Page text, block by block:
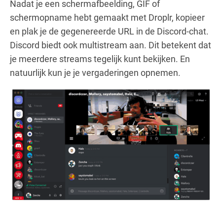
Nadat je een schermafbeelding, GIF of
schermopname hebt gemaakt met Droplr, kopieer
en plak je de gegenereerde URL in de Discord-chat.
Discord biedt ook multistream aan. Dit betekent dat
je meerdere streams tegelijk kunt bekijken. En
natuurlijk kun je je vergaderingen opnemen.